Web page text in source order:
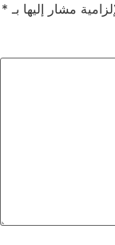
مشار إليها بـ *